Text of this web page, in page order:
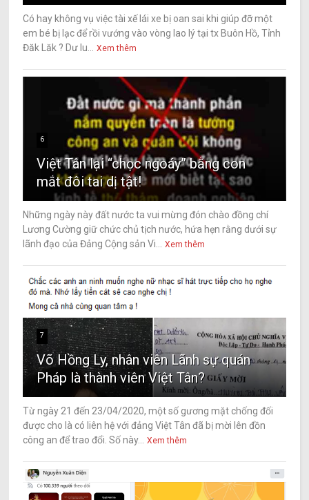
Có hay không vụ việc tài xế lái xe bị oan sai khi giúp đỡ một
em bé bị lạc để rồi vướng vào vòng lao lý tại tx Buôn Hồ, Tỉnh
Đăk Lăk ? Dư lu...
Xem thêm
6
Việt Tân lại “chọc ngoáy” bằng con
mắt đôi tai dị tật!
Những ngày này đất nước ta vui mừng đón chào đồng chí
Lương Cường giữ chức chủ tịch nước, hứa hẹn rằng dưới sự
lãnh đạo của Đảng Cộng sản Vi...
Xem thêm
7
Võ Hồng Ly, nhân viên Lãnh sự quán
Pháp là thành viên Việt Tân?
Từ ngày 21 đến 23/04/2020, một số gương mặt chống đối
được cho là có liên hệ với đảng Việt Tân đã bị mời lên đồn
công an để trao đổi. Số này...
Xem thêm